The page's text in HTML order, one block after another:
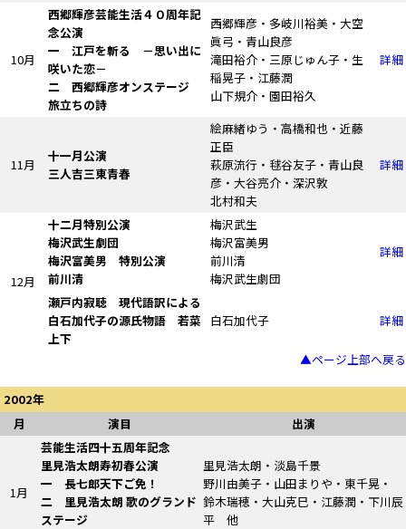
10月
西郷輝彦芸能生活４０周年記
念公演
一 江戸を斬る
－思い出に
咲いた恋－
二 西郷輝彦オンステージ
旅立ちの詩
西郷輝彦・多岐川裕美・大空
眞弓・青山良彦
滝田裕介・三原じゅん子・生
稲晃子・江藤潤
山下規介・園田裕久
詳細
11月
十一月公演
三人吉三東青春
絵麻緒ゆう・高橋和也・近藤
正臣
萩原流行・毬谷友子・青山良
彦・大谷亮介・深沢敦
北村和夫
詳細
12月
十二月特別公演
梅沢武生劇団
梅沢富美男 特別公演
前川清
梅沢武生
梅沢富美男
前川清
梅沢武生劇団
詳細
瀬戸内寂聴 現代語訳による
白石加代子の源氏物語 若菜
上下
白石加代子 詳細
▲ページ上部へ戻る
2002年
月
演目 出演
1月
芸能生活四十五周年記念
里見浩太朗寿初春公演
一 長七郎天下ご免！
二 里見浩太朗 歌のグランド
ステージ
里見浩太朗・淡島千景
野川由美子・山田まりや・東千晃・
鈴木瑞穂・大山克巳・江藤潤・下川辰
平 他